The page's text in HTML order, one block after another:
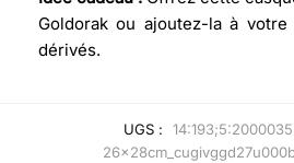
Goldorak ou ajoutez-la à
dérivés.
UGS :